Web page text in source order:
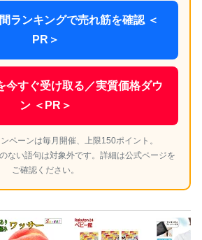
ランキングで売れ筋を確認 ＜
PR＞
今すぐ受け取る／実質価格ダウ
ン ＜PR＞
ペーンは毎月開催、上限150ポイント。
ない語句は対象外です。詳細は公式ページを
ご確認ください。